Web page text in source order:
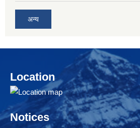
अन्य
Location
Notices